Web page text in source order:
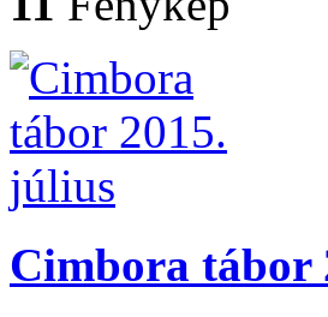
Cimbora tábor